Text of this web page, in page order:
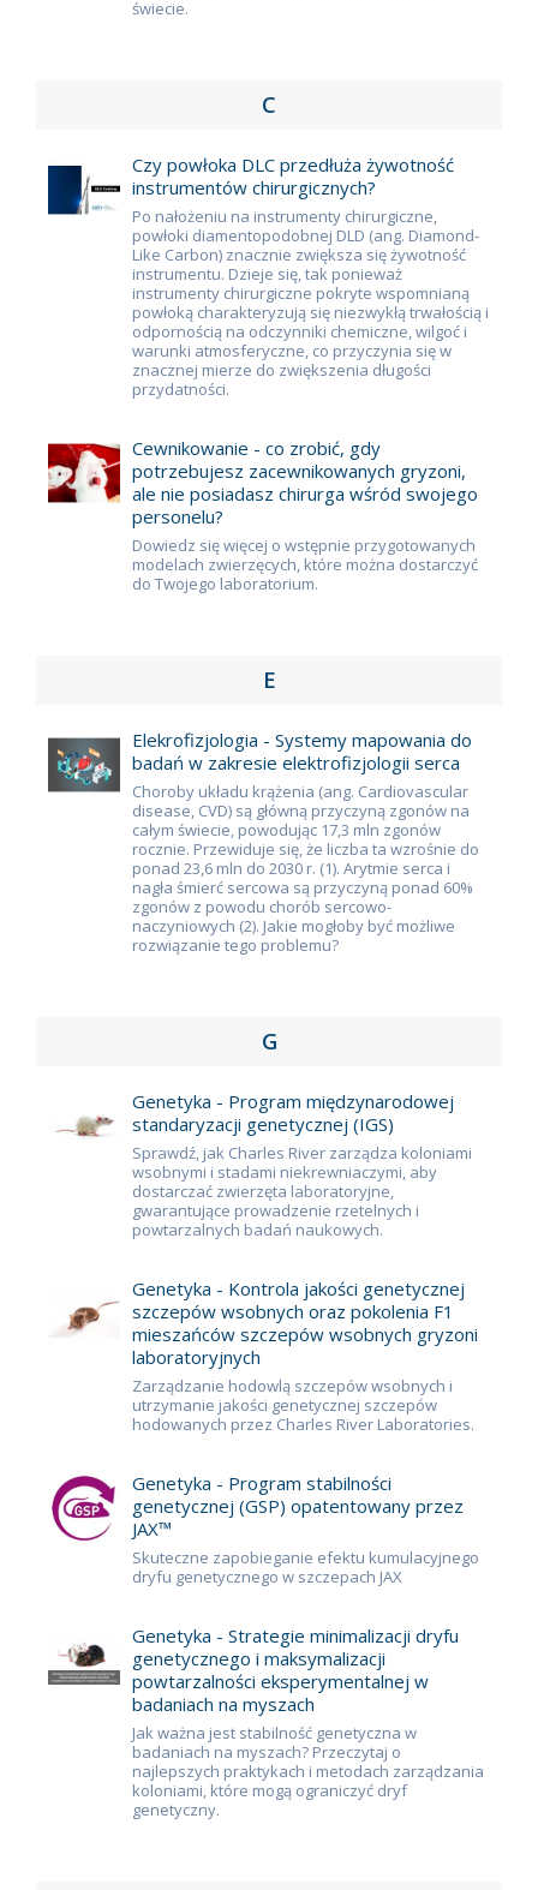
świecie.
C
Czy powłoka DLC przedłuża żywotność
instrumentów chirurgicznych?
Po nałożeniu na instrumenty chirurgiczne,
powłoki diamentopodobnej DLD (ang. Diamond-
Like Carbon) znacznie zwiększa się żywotność
instrumentu. Dzieje się, tak ponieważ
instrumenty chirurgiczne pokryte wspomnianą
powłoką charakteryzują się niezwykłą trwałością i
odpornością na odczynniki chemiczne, wilgoć i
warunki atmosferyczne, co przyczynia się w
znacznej mierze do zwiększenia długości
przydatności.
Cewnikowanie - co zrobić, gdy
potrzebujesz zacewnikowanych gryzoni,
ale nie posiadasz chirurga wśród swojego
personelu?
Dowiedz się więcej o wstępnie przygotowanych
modelach zwierzęcych, które można dostarczyć
do Twojego laboratorium.
E
Elekrofizjologia - Systemy mapowania do
badań w zakresie elektrofizjologii serca
Choroby układu krążenia (ang. Cardiovascular
disease, CVD) są główną przyczyną zgonów na
całym świecie, powodując 17,3 mln zgonów
rocznie. Przewiduje się, że liczba ta wzrośnie do
ponad 23,6 mln do 2030 r. (1). Arytmie serca i
nagła śmierć sercowa są przyczyną ponad 60%
zgonów z powodu chorób sercowo-
naczyniowych (2). Jakie mogłoby być możliwe
rozwiązanie tego problemu?
G
Genetyka - Program międzynarodowej
standaryzacji genetycznej (IGS)
Sprawdź, jak Charles River zarządza koloniami
wsobnymi i stadami niekrewniaczymi, aby
dostarczać zwierzęta laboratoryjne,
gwarantujące prowadzenie rzetelnych i
powtarzalnych badań naukowych.
Genetyka - Kontrola jakości genetycznej
szczepów wsobnych oraz pokolenia F1
mieszańców szczepów wsobnych gryzoni
laboratoryjnych
Zarządzanie hodowlą szczepów wsobnych i
utrzymanie jakości genetycznej szczepów
hodowanych przez Charles River Laboratories.
Genetyka - Program stabilności
genetycznej (GSP) opatentowany przez
JAX™
Skuteczne zapobieganie efektu kumulacyjnego
dryfu genetycznego w szczepach JAX
Genetyka - Strategie minimalizacji dryfu
genetycznego i maksymalizacji
powtarzalności eksperymentalnej w
badaniach na myszach
Jak ważna jest stabilność genetyczna w
badaniach na myszach? Przeczytaj o
najlepszych praktykach i metodach zarządzania
koloniami, które mogą ograniczyć dryf
genetyczny.